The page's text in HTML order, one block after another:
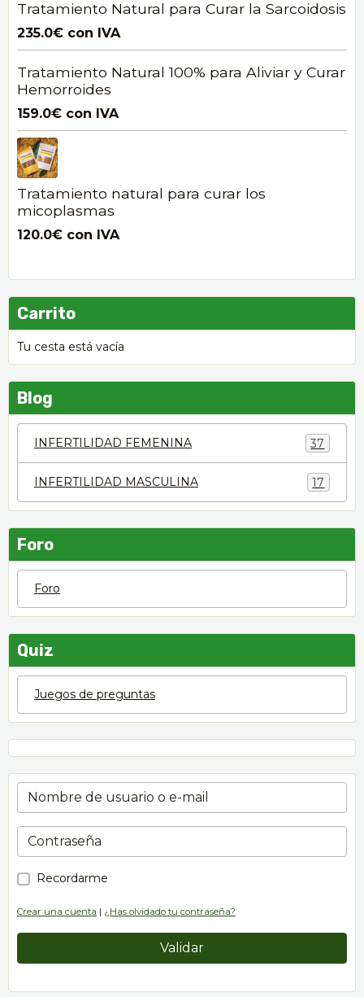
Tratamiento Natural para Curar la Sarcoidosis
235.0€ con IVA
Tratamiento Natural 100% para Aliviar y Curar
Hemorroides
159.0€ con IVA
Tratamiento natural para curar los
micoplasmas
120.0€ con IVA
Carrito
Tu cesta está vacía
Blog
INFERTILIDAD FEMENINA 37
INFERTILIDAD MASCULINA 17
Foro
Foro
Quiz
Juegos de preguntas
Recordarme
Crear una cuenta | ¿Has olvidado tu contraseña?
Validar